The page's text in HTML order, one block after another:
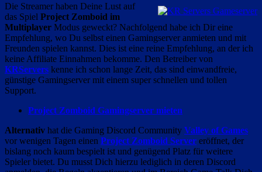
Die Streamer haben Deine Lust auf
das Spiel Project Zomboid im
Multiplayer Modus geweckt? Nachfolgend habe ich Dir eine
Empfehlung, wo Du selbst einen Gamingserver anmieten und mit
Freunden spielen kannst. Dies ist eine reine Empfehlung, an der ich
keine Affiliate Einnahmen bekomme. Den Betreiber von
KRServers kenne ich schon lange Zeit, das sind einwandfreie,
günstige Gamingserver mit einem super schnellen und tollen
Support.
Project Zomboid Gamingserver mieten
Alternativ hat die Gaming Discord Community Valley of Games
vor wenigen Tagen einen Project Zomboid Server eröffnet, der
bislang noch kaum bespielt ist und genügend Platz für weitere
Spieler bietet. Du musst Dich hierzu lediglich in deren Discord